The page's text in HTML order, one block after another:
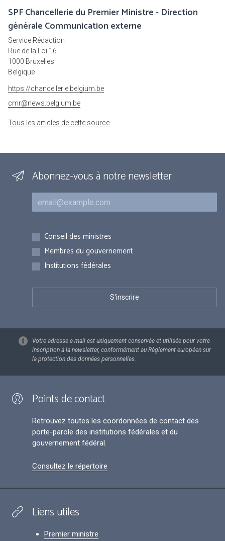
SPF Chancellerie du Premier Ministre - Direction
générale Communication externe
Service Rédaction
Rue de la Loi 16
1000 Bruxelles
Belgique
https://chancellerie.belgium.be
cmr@news.belgium.be
Tous les articles de cette source
Abonnez-vous à notre newsletter
Courriel
Inscriptions
Conseil des ministres
Membres du gouvernement
Institutions fédérales
Votre adresse e-mail est uniquement conservée et utilisée pour votre
inscription à la newsletter, conformément au Règlement européen sur
la protection des données personnelles.
Points de contact
Retrouvez toutes les coordonnées de contact des
porte-parole des institutions fédérales et du
gouvernement fédéral.
Consultez le répertoire
Liens utiles
Premier ministre